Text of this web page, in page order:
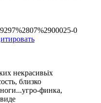
0
некрасивьіх
близко
ноги...угро-финка,